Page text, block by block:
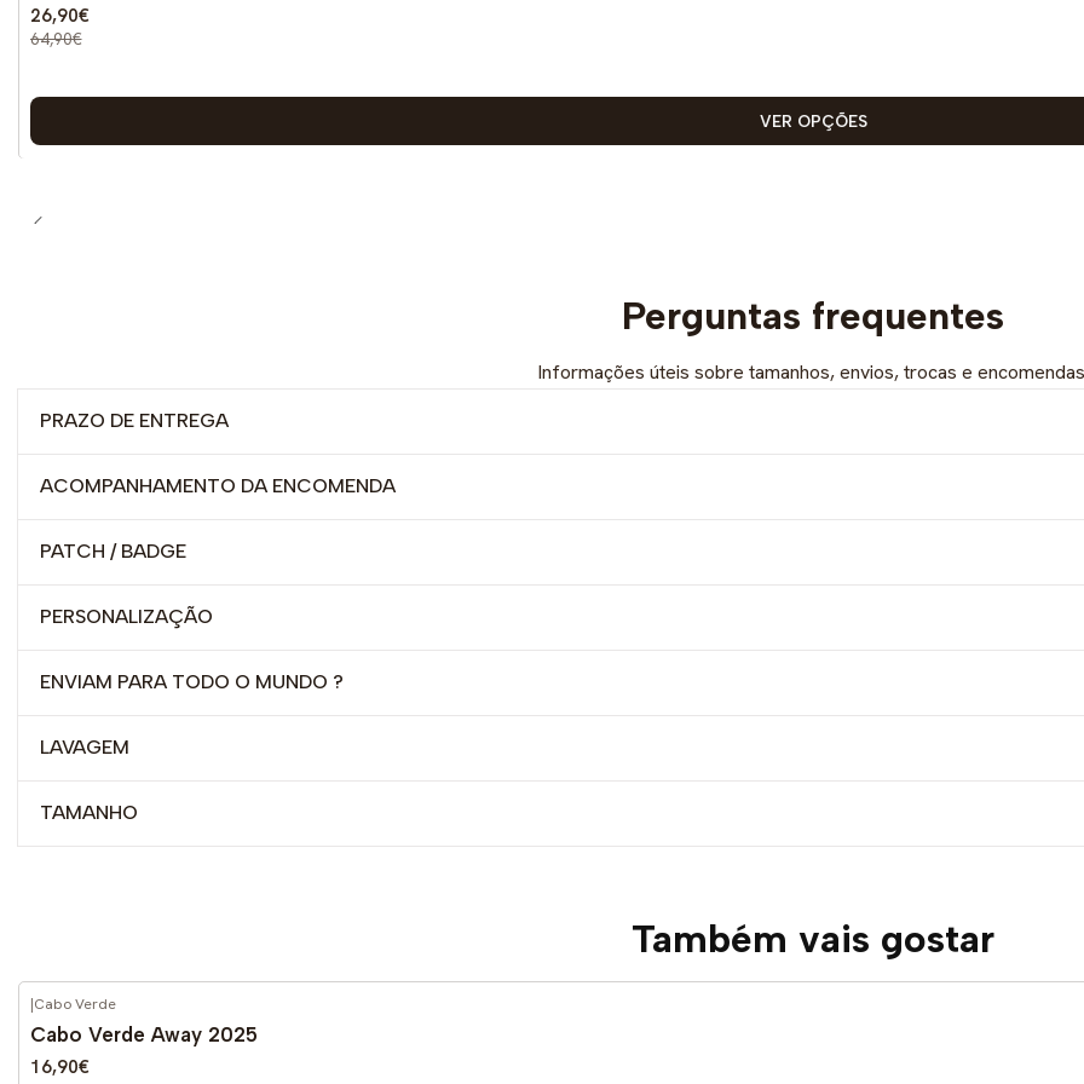
26,90€
64,90€
VER OPÇÕES
Perguntas frequentes
Informações úteis sobre tamanhos, envios, trocas e
PRAZO DE ENTREGA
ACOMPANHAMENTO DA ENCOMENDA
PATCH / BADGE
PERSONALIZAÇÃO
ENVIAM PARA TODO O MUNDO ?
LAVAGEM
TAMANHO
Também vais gostar
-62% DESCONTO
|Cabo Verde
Cabo Verde Away 2025
16,90€